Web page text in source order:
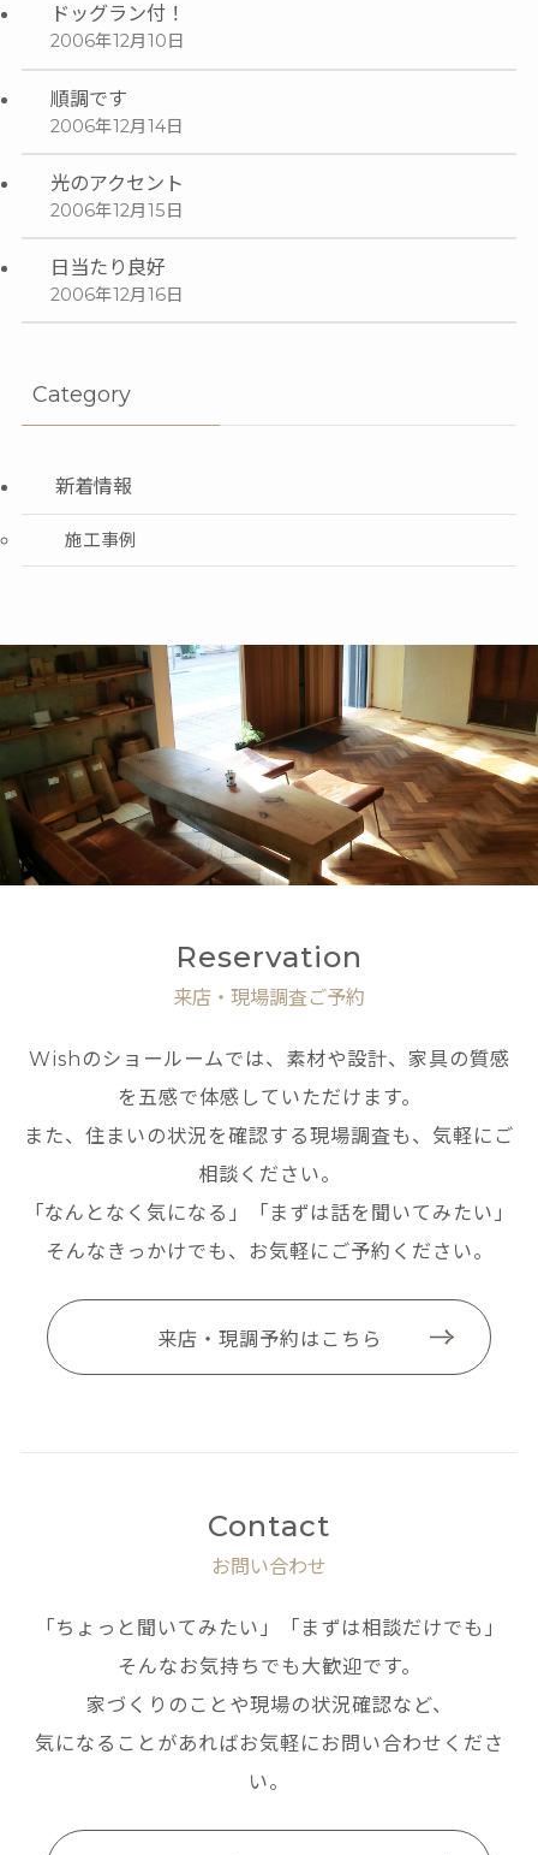
ドッグラン付！
2006年12月10日
順調です
2006年12月14日
光のアクセント
2006年12月15日
日当たり良好
2006年12月16日
Category
新着情報
施工事例
Reservation
来店・現場調査ご予約
Wishのショールームでは、素材や設計、家具の質感
を五感で体感していただけます。
また、住まいの状況を確認する現場調査も、気軽にご
相談ください。
「なんとなく気になる」「まずは話を聞いてみたい」
そんなきっかけでも、お気軽にご予約ください。
来店・現調予約はこちら
Contact
お問い合わせ
「ちょっと聞いてみたい」「まずは相談だけでも」
そんなお気持ちでも大歓迎です。
家づくりのことや現場の状況確認など、
気になることがあればお気軽にお問い合わせくださ
い。